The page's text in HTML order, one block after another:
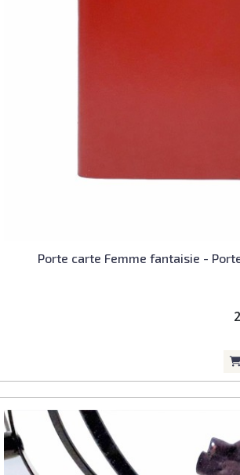
Porte carte Femme fantaisie -